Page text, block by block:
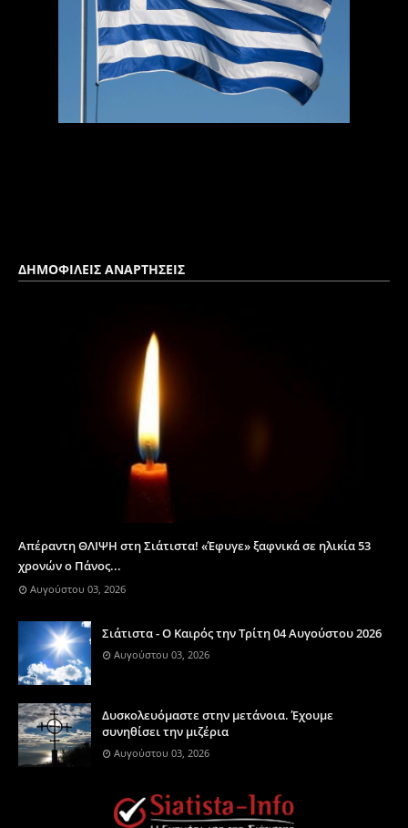
ΔΗΜΟΦΙΛΕΙΣ ΑΝΑΡΤΗΣΕΙΣ
Απέραντη ΘΛΙΨΗ στη Σιάτιστα! «Έφυγε» ξαφνικά σε ηλικία 53
χρονών ο Πάνος...
Αυγούστου 03, 2026
Σιάτιστα - Ο Καιρός την Τρίτη 04 Αυγούστου 2026
Αυγούστου 03, 2026
Δυσκολευόμαστε στην μετάνοια. Έχουμε
συνηθίσει την μιζέρια
Αυγούστου 03, 2026